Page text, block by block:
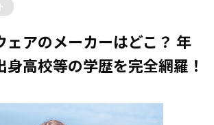
ェアのメーカーはどこ？ 年
高校等の学歴を完全網羅！